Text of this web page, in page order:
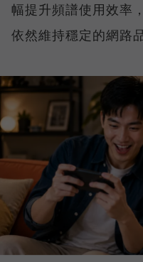
幅提升頻譜使用效率
依然維持穩定的網路品